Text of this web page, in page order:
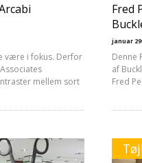
være i fokus. Derfor
mellem sort
Fred
januar
Denne
af
Fred